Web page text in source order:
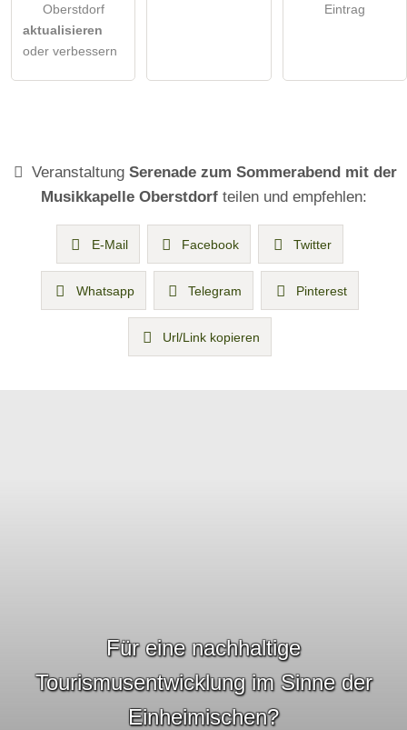
Oberstdorf
aktualisieren
oder verbessern
Eintrag
Veranstaltung Serenade zum Sommerabend mit der
Musikkapelle Oberstdorfteilen und empfehlen:
E-Mail Facebook Twitter
Whatsapp Telegram Pinterest
Url/Link kopieren
Für eine nachhaltige
Tourismusentwicklung im Sinne der
Einheimischen?